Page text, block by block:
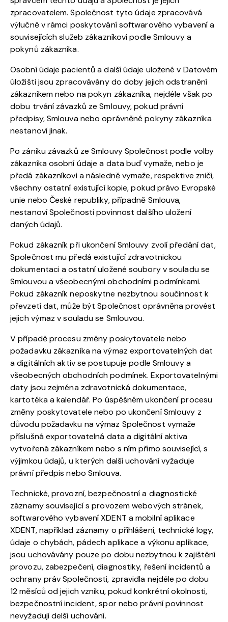
zpracovatelem. Společnost tyto údaje zpracovává
výlučně v rámci poskytování softwarového vybavení a
souvisejících služeb zákazníkovi podle Smlouvy a
pokynů zákazníka.
Osobní údaje pacientů a další údaje uložené v Datovém
úložišti jsou zpracovávány do doby jejich odstranění
zákazníkem nebo na pokyn zákazníka, nejdéle však po
dobu trvání závazků ze Smlouvy, pokud právní
předpisy, Smlouva nebo oprávněné pokyny zákazníka
nestanoví jinak.
Po zániku závazků ze Smlouvy Společnost podle volby
zákazníka osobní údaje a data buď vymaže, nebo je
předá zákazníkovi a následně vymaže, respektive zničí,
všechny ostatní existující kopie, pokud právo Evropské
unie nebo České republiky, případně Smlouva,
nestanoví Společnosti povinnost dalšího uložení
daných údajů.
Pokud zákazník při ukončení Smlouvy zvolí předání dat,
Společnost mu předá existující zdravotnickou
dokumentaci a ostatní uložené soubory v souladu se
Smlouvou a všeobecnými obchodními podmínkami.
Pokud zákazník neposkytne nezbytnou součinnost k
převzetí dat, může být Společnost oprávněna provést
jejich výmaz v souladu se Smlouvou.
V případě procesu změny poskytovatele nebo
požadavku zákazníka na výmaz exportovatelných dat
a digitálních aktiv se postupuje podle Smlouvy a
všeobecných obchodních podmínek. Exportovatelnými
daty jsou zejména zdravotnická dokumentace,
kartotéka a kalendář. Po úspěšném ukončení procesu
změny poskytovatele nebo po ukončení Smlouvy z
důvodu požadavku na výmaz Společnost vymaže
příslušná exportovatelná data a digitální aktiva
vytvořená zákazníkem nebo s ním přímo související, s
výjimkou údajů, u kterých další uchování vyžaduje
právní předpis nebo Smlouva.
Technické, provozní, bezpečnostní a diagnostické
záznamy související s provozem webových stránek,
softwarového vybavení XDENT a mobilní aplikace
XDENT, například záznamy o přihlášení, technické logy,
údaje o chybách, pádech aplikace a výkonu aplikace,
jsou uchovávány pouze po dobu nezbytnou k zajištění
provozu, zabezpečení, diagnostiky, řešení incidentů a
ochrany práv Společnosti, zpravidla nejdéle po dobu
12 měsíců od jejich vzniku, pokud konkrétní okolnosti,
bezpečnostní incident, spor nebo právní povinnost
nevyžadují delší uchování.